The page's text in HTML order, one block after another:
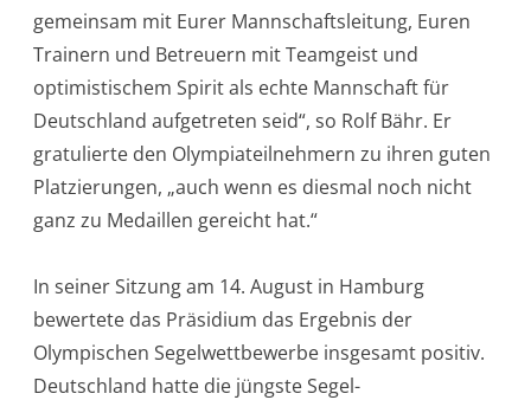
gemeinsam mit Eurer Mannschaftsleitung, Euren
Trainern und Betreuern mit Teamgeist und
optimistischem Spirit als echte Mannschaft für
Deutschland aufgetreten seid“, so Rolf Bähr. Er
gratulierte den Olympiateilnehmern zu ihren guten
Platzierungen, „auch wenn es diesmal noch nicht
ganz zu Medaillen gereicht hat.“
In seiner Sitzung am 14. August in Hamburg
bewertete das Präsidium das Ergebnis der
Olympischen Segelwettbewerbe insgesamt positiv.
Deutschland hatte die jüngste Segel-